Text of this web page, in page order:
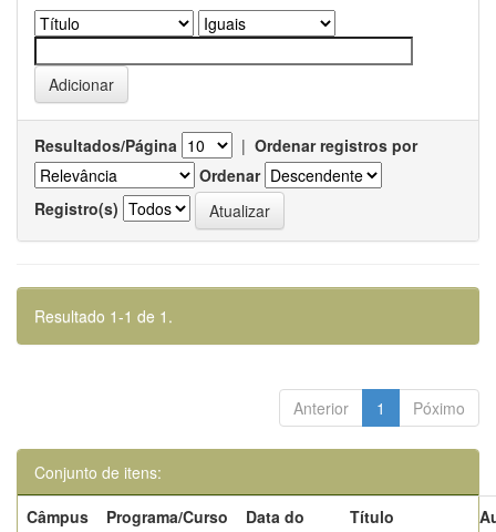
Resultados/Página | Ordenar registros por
Ordenar
Registro(s)
Resultado 1-1 de 1.
Anterior 1 Póximo
Conjunto de itens:
Câmpus
Programa/Curso
Data do
Título